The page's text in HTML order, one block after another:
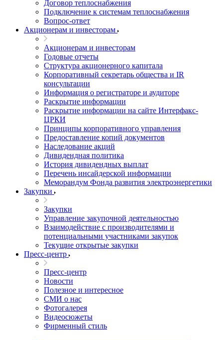
Договор теплоснабжения
Подключение к системам теплоснабжения
Вопрос-ответ
Акционерам и инвесторам
Акционерам и инвесторам
Годовые отчеты
Структура акционерного капитала
Корпоративный секретарь общества и IR
консультации
Информация о регистраторе и аудиторе
Раскрытие информации
Раскрытие информации на сайте Интерфакс-
ЦРКИ
Принципы корпоративного управления
Предоставление копий документов
Наследование акций
Дивидендная политика
История дивидендных выплат
Перечень инсайдерской информации
Меморандум Фонда развития электроэнергетики
Закупки
Закупки
Управление закупочной деятельностью
Взаимодействие с производителями и
потенциальными участниками закупок
Текущие открытые закупки
Пресс-центр
Пресс-центр
Новости
Полезное и интересное
СМИ о нас
Фотогалерея
Видеосюжеты
Фирменный стиль